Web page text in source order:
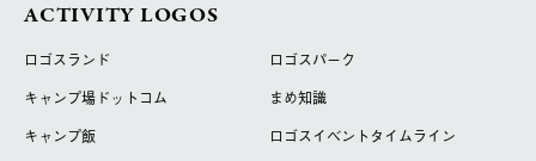
ACTIVITY LOGOS
ロゴスランド
ロゴスパーク
キャンプ場ドットコム
まめ知識
キャンプ飯
ロゴスイベントタイムライン